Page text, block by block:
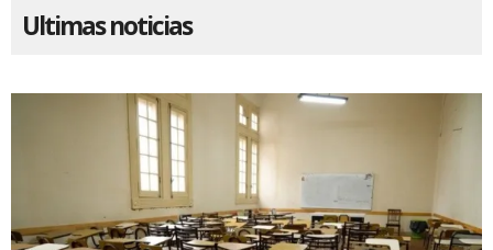
Ultimas noticias